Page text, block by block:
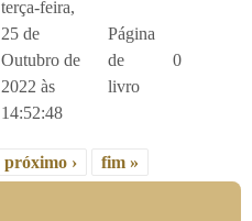
terça-feira,
25 de
Outubro de
2022 às
14:52:48
Página
de
livro
0
próximo › fim »